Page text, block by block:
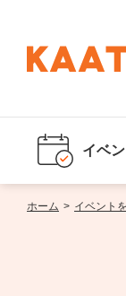
イベ
ホーム > イベント